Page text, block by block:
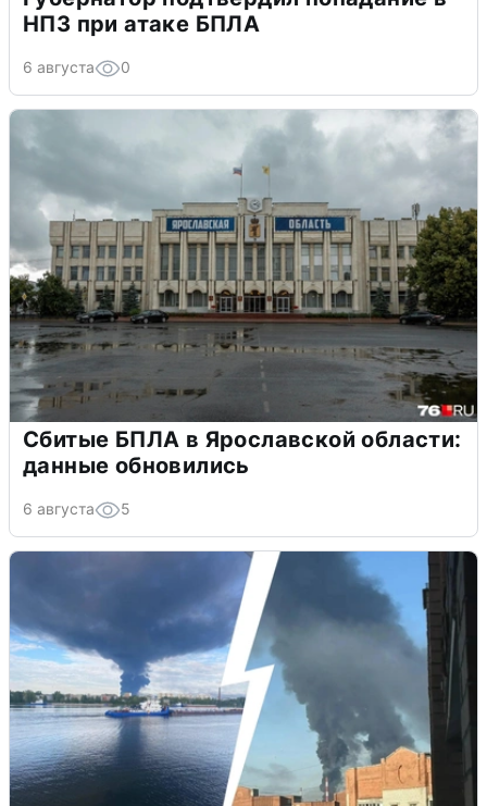
НПЗ при атаке БПЛА
6 августа 0
Сбитые БПЛА в Ярославской области:
данные обновились
6 августа 5